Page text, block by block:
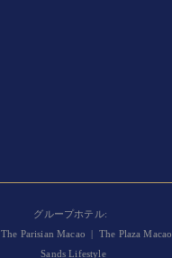
グループホテル:
The Parisian Macao | The Plaza Macao
Sands Lifestyle